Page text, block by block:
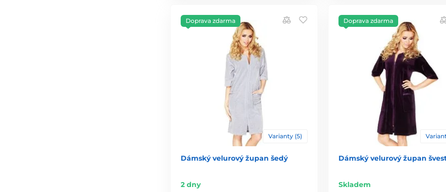
Doprava zdarma
Varianty (5)
Dámský velurový župan šedý
2 dny
Doprava zdarma
Dámský velurový župan
Skladem